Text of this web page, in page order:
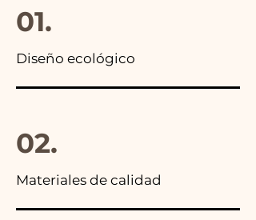
01.
Diseño ecológico
02.
Materiales de calidad